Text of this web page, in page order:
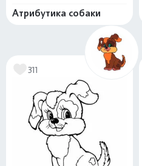
Атрибутика собаки
311